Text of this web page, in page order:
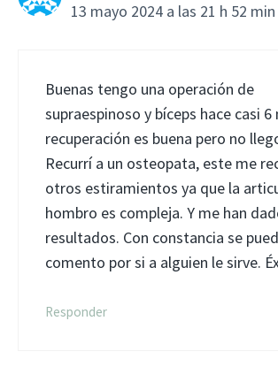
13 mayo 2024 a las 21 h 52 min
Buenas tengo una operación de
supraespinoso y bíceps hace casi 6
recuperación es buena pero no
Recurrí a un osteopata, este me
otros estiramientos ya que la
hombro es compleja. Y me han
resultados. Con constancia se
comento por si a alguien le sirve.
Responder